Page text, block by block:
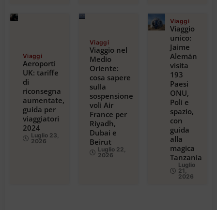
Viaggi
Aeroporti
UK: tariffe
di
riconsegna
aumentate,
guida per
viaggiatori
2024
Luglio 23,
2026
Viaggi
Viaggio nel
Medio
Oriente:
cosa sapere
sulla
sospensione
voli Air
France per
Riyadh,
Dubai e
Beirut
Luglio 22,
2026
Viaggi
Viaggio
unico:
Jaime
Alemán
visita
193
Paesi
ONU,
Poli e
spazio,
con
guida
alla
magica
Tanzania
Luglio
21,
2026